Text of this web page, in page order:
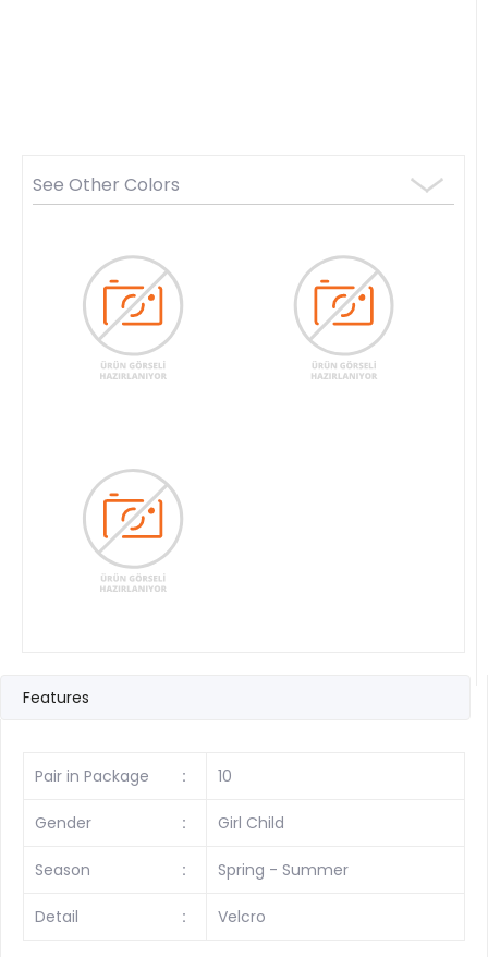
See Other Colors
Features
Pair in Package : 10
Gender : Girl Child
Season : Spring - Summer
Detail : Velcro